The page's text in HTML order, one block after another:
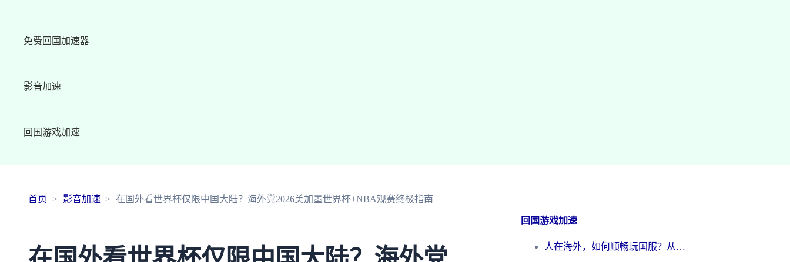
免费回国加速器
影音加速
回国游戏加速
首页 影音加速 在国外看世界杯仅限中国大陆？海外党2026美加墨世界杯+NBA观赛终极指南
回国游戏加速
人在海外，如何顺畅玩国服？从《王者荣耀》到《云图计划》的加速器终极指南